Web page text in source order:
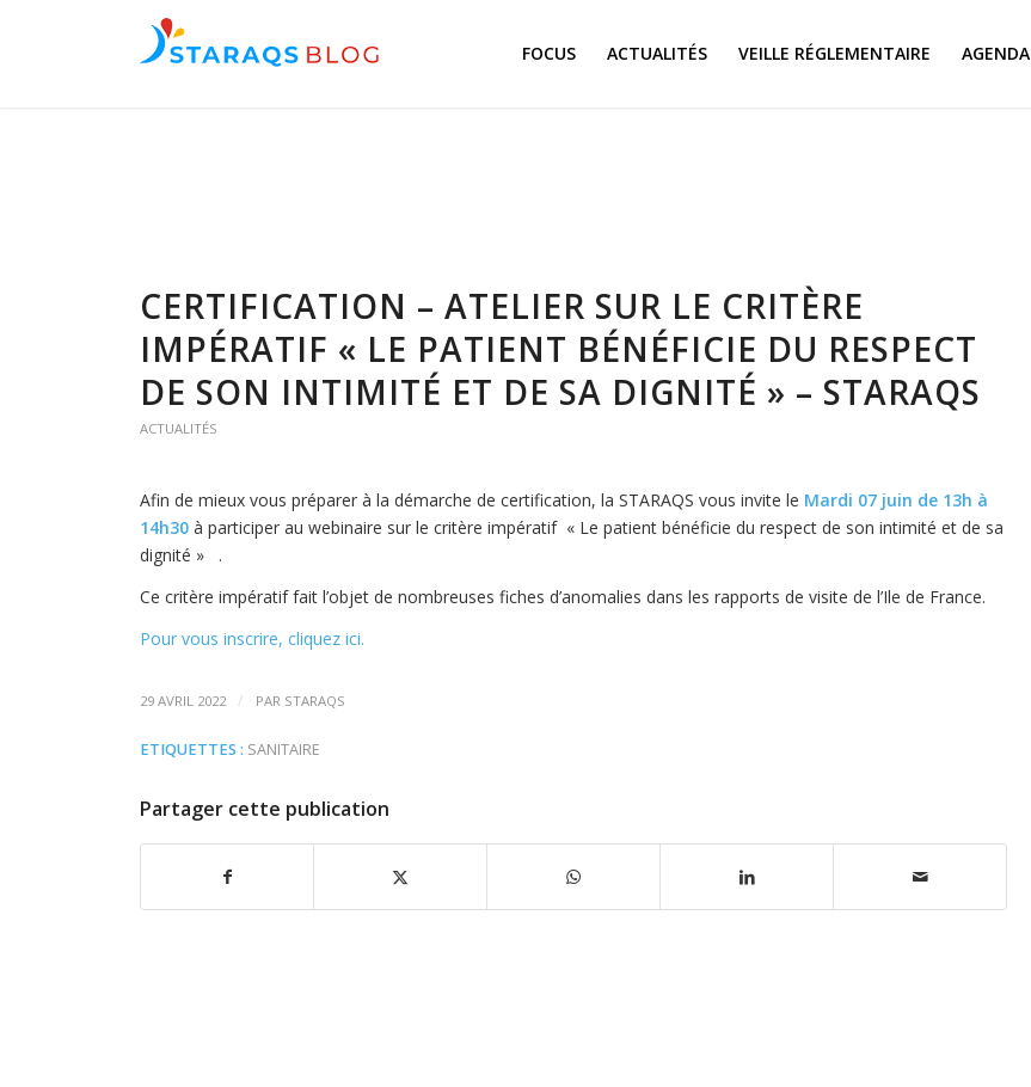
FOCUS ACTUALITÉS VEILLE RÉGLEMENTAIRE AGENDA
CERTIFICATION – ATELIER SUR LE CRITÈRE
IMPÉRATIF « LE PATIENT BÉNÉFICIE DU RESPECT
DE SON INTIMITÉ ET DE SA DIGNITÉ » – STARAQS
ACTUALITÉS
Afin de mieux vous préparer à la démarche de certification, la STARAQS vous invite le Mardi 07 juin de 13h à
14h30 à participer au webinaire sur le critère impératif « Le patient bénéficie du respect de son intimité et de sa
dignité » .
Ce critère impératif fait l’objet de nombreuses fiches d’anomalies dans les rapports de visite de l’Ile de France.
Pour vous inscrire, cliquez ici.
29 AVRIL 2022 / PAR STARAQS
ETIQUETTES : SANITAIRE
Partager cette publication